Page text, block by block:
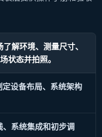
解环境、测量尺寸、
状态并拍照。
设备布局、系统架构
系统集成和初步调